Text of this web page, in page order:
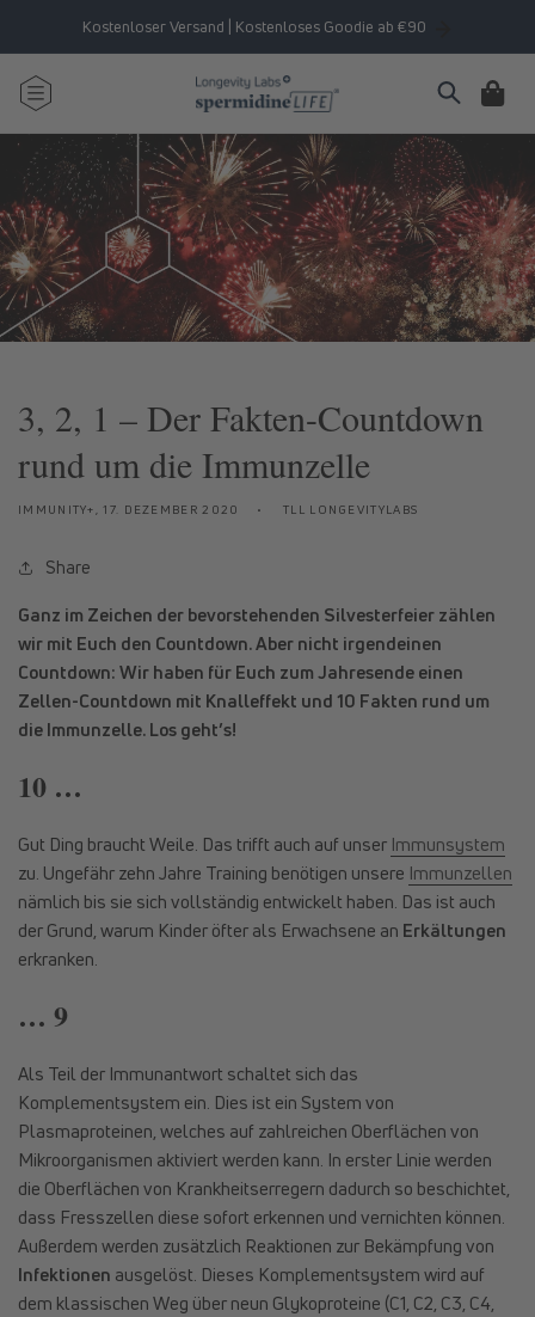
Inhalt
Kostenloser Versand | Kostenloses Goodie ab €90
Warenkorb
3, 2, 1 – Der Fakten-Countdown
rund um die Immunzelle
IMMUNITY+, 17. DEZEMBER 2020 TLL LONGEVITYLABS
Share
Ganz im Zeichen der bevorstehenden Silvesterfeier zählen
wir mit Euch den Countdown. Aber nicht irgendeinen
Countdown: Wir haben für Euch zum Jahresende einen
Zellen-Countdown mit Knalleffekt und 10 Fakten rund um
die Immunzelle. Los geht’s!
10 …
Gut Ding braucht Weile. Das trifft auch auf unser Immunsystem
zu. Ungefähr zehn Jahre Training benötigen unsere Immunzellen
nämlich bis sie sich vollständig entwickelt haben. Das ist auch
der Grund, warum Kinder öfter als Erwachsene an Erkältungen
erkranken.
… 9
Als Teil der Immunantwort schaltet sich das
Komplementsystem ein. Dies ist ein System von
Plasmaproteinen, welches auf zahlreichen Oberflächen von
Mikroorganismen aktiviert werden kann. In erster Linie werden
die Oberflächen von Krankheitserregern dadurch so beschichtet,
dass Fresszellen diese sofort erkennen und vernichten können.
Außerdem werden zusätzlich Reaktionen zur Bekämpfung von
Infektionen ausgelöst. Dieses Komplementsystem wird auf
dem klassischen Weg über neun Glykoproteine (C1, C2, C3, C4,